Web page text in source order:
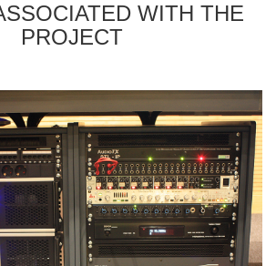
WITH THE
PROJECT